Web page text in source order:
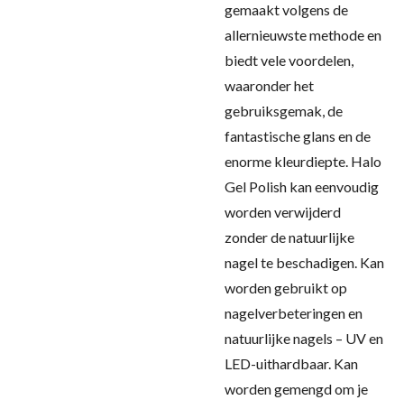
gemaakt volgens de
allernieuwste methode en
biedt vele voordelen,
waaronder het
gebruiksgemak, de
fantastische glans en de
enorme kleurdiepte. Halo
Gel Polish kan eenvoudig
worden verwijderd
zonder de natuurlijke
nagel te beschadigen. Kan
worden gebruikt op
nagelverbeteringen en
natuurlijke nagels – UV en
LED-uithardbaar. Kan
worden gemengd om je